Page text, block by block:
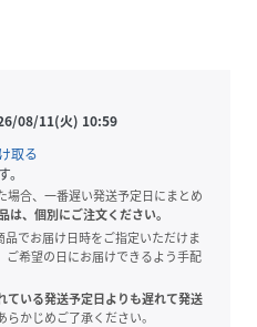
08/11(火) 10:59
取る
合、一番遅い発送予定日にまとめ
は、個別にご注文ください。
でお届け日時をご指定いただけま
ご希望の日にお届けできるよう手配
いる発送予定日よりも遅れて発送
かじめご了承ください。